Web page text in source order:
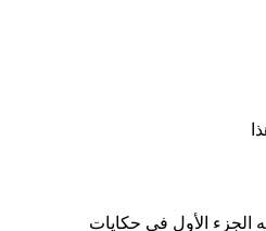
الجزء اﻷول في حكايات